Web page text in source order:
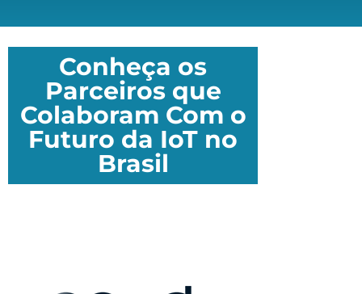
Conheça os
Parceiros que
Colaboram Com o
Futuro da IoT no
Brasil